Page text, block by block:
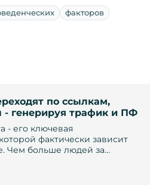
факторов
по ссылкам,
- генерируя трафик и ПФ
- его ключевая
фактически зависит
Чем больше людей за…